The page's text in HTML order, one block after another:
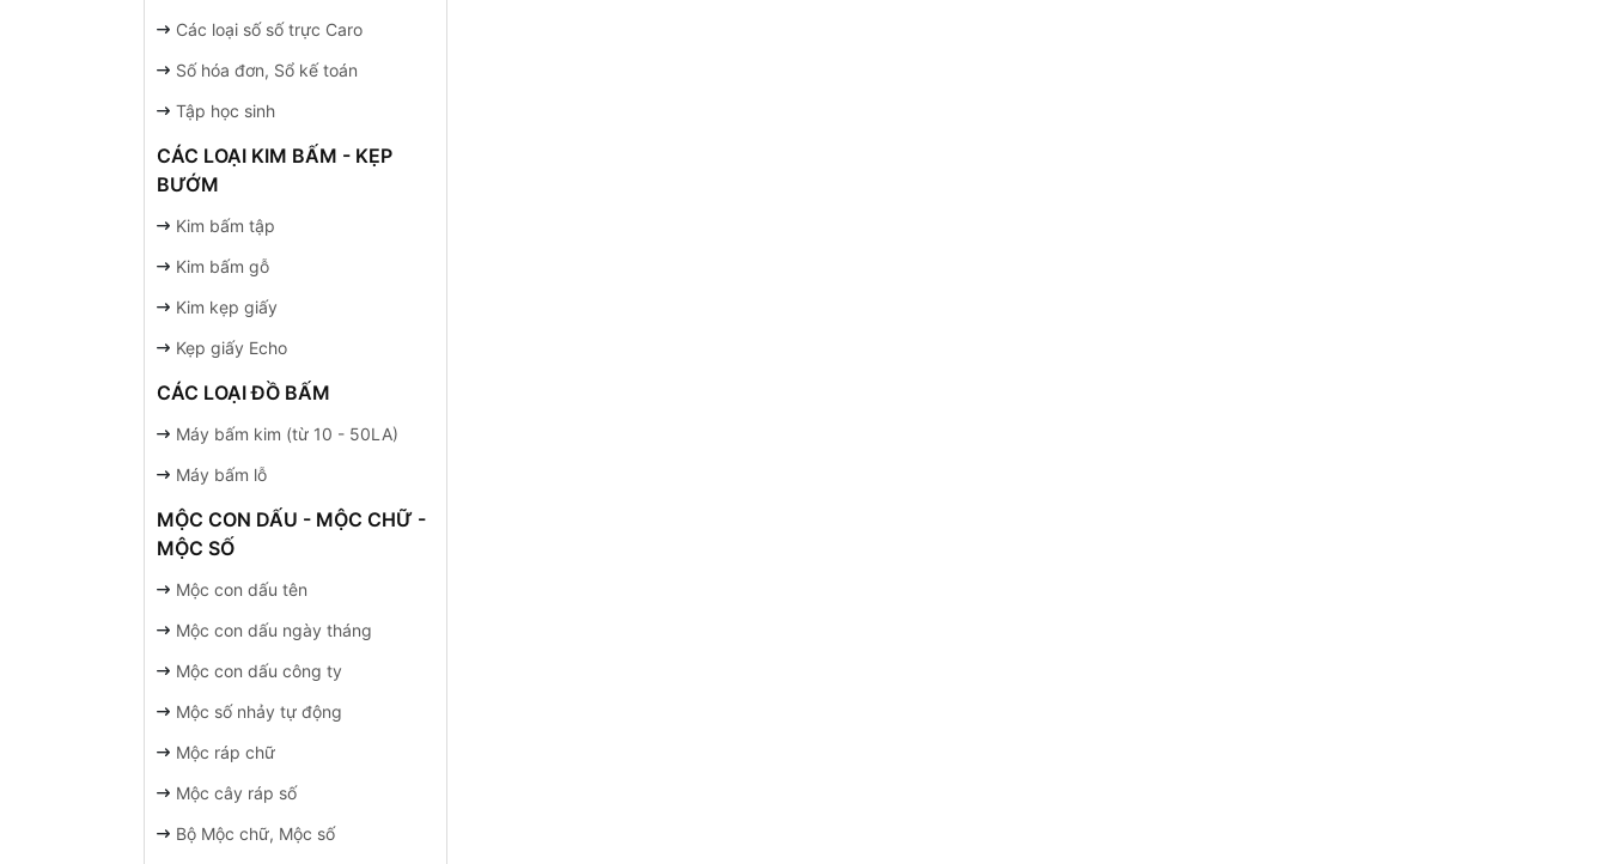
Các loại số số trực Caro
Số hóa đơn, Sổ kế toán
Tập học sinh
CÁC LOẠI KIM BẤM - KẸP
BƯỚM
Kim bấm tập
Kim bấm gỗ
Kim kẹp giấy
Kẹp giấy Echo
CÁC LOẠI ĐỒ BẤM
Máy bấm kim (từ 10 - 50LA)
Máy bấm lỗ
MỘC CON DẤU - MỘC CHỮ -
MỘC SỐ
Mộc con dấu tên
Mộc con dấu ngày tháng
Mộc con dấu công ty
Mộc số nhảy tự động
Mộc ráp chữ
Mộc cây ráp số
Bộ Mộc chữ, Mộc số